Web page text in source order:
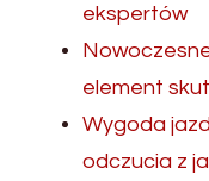
ekspertów
element
Wygoda
odczucia z